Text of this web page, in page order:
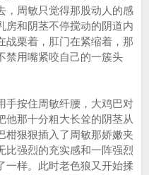
，周敏只觉得那股动人的感
房和阴茎不停搅动的阴道内
战栗着，肛门在紧缩着，那
禁用嘴紧咬自己的一簇头
按住周敏纤腰，大鸡巴对
他那十分粗大长耸的阴茎从
柑狠狠插入了周敏那娇嫩夹
比强烈的充实感和一阵强烈
一样。此时老色狼又开始揉